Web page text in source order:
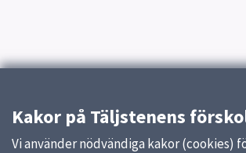
Kakor på Täljstenens
Vi använder nödvändiga kakor (cookies)